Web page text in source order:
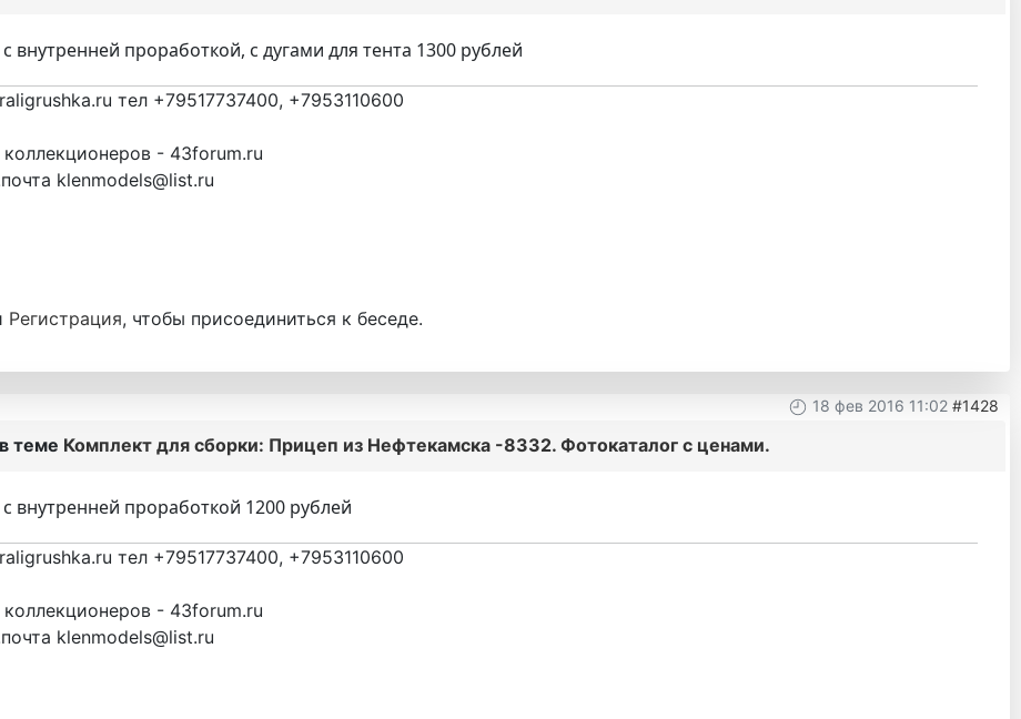
внутренней проработкой, с дугами для тента 1300 рублей
тел +79517737400, +7953110600
- 43forum.ru
klenmodels@list.ru
Регистрация, чтобы присоединиться к беседе.
18 фев 2016 11:02 #1428
теме Комплект для сборки: Прицеп из Нефтекамска -8332. Фотокаталог с ценами.
внутренней проработкой 1200 рублей
тел +79517737400, +7953110600
- 43forum.ru
klenmodels@list.ru